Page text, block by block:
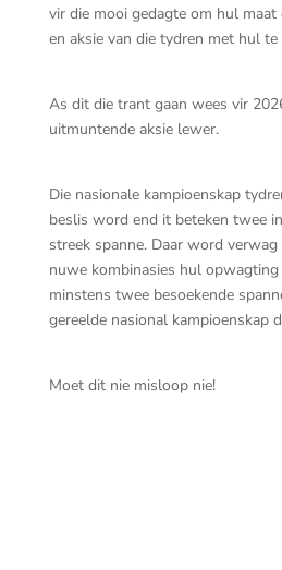
vir die mooi gedagte om hul
en aksie van die tydren met hul te
As dit die trant gaan wees vir
uitmuntende aksie lewer.
Die nasionale kampioenskap
beslis word end it beteken twee
streek spanne. Daar word
nuwe kombinasies hul opwagting
minstens twee besoekende
gereelde nasional kampioenskap
Moet dit nie misloop nie!